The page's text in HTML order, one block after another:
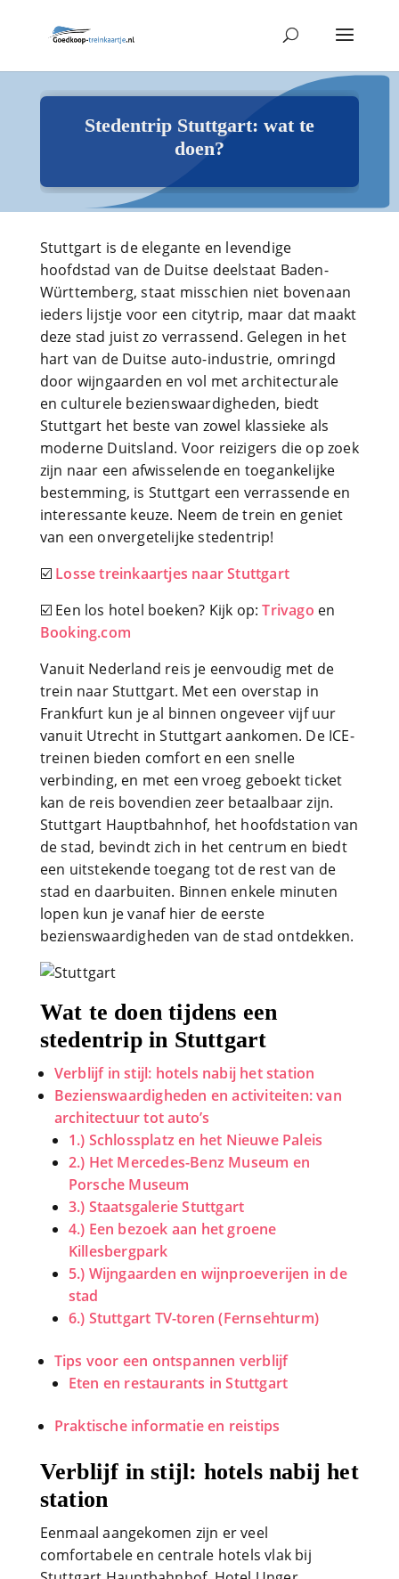
Stedentrip Stuttgart: wat te
doen?
Stuttgart is de elegante en levendige
hoofdstad van de Duitse deelstaat Baden-
Württemberg, staat misschien niet bovenaan
ieders lijstje voor een citytrip, maar dat maakt
deze stad juist zo verrassend. Gelegen in het
hart van de Duitse auto-industrie, omringd
door wijngaarden en vol met architecturale
en culturele bezienswaardigheden, biedt
Stuttgart het beste van zowel klassieke als
moderne Duitsland. Voor reizigers die op zoek
zijn naar een afwisselende en toegankelijke
bestemming, is Stuttgart een verrassende en
interessante keuze. Neem de trein en geniet
van een onvergetelijke stedentrip!
☑️ Losse treinkaartjes naar Stuttgart
☑️ Een los hotel boeken? Kijk op:Trivago en
Booking.com
Vanuit Nederland reis je eenvoudig met de
trein naar Stuttgart. Met een overstap in
Frankfurt kun je al binnen ongeveer vijf uur
vanuit Utrecht in Stuttgart aankomen. De ICE-
treinen bieden comfort en een snelle
verbinding, en met een vroeg geboekt ticket
kan de reis bovendien zeer betaalbaar zijn.
Stuttgart Hauptbahnhof, het hoofdstation van
de stad, bevindt zich in het centrum en biedt
een uitstekende toegang tot de rest van de
stad en daarbuiten. Binnen enkele minuten
lopen kun je vanaf hier de eerste
bezienswaardigheden van de stad ontdekken.
Wat te doen tijdens een
stedentrip in Stuttgart
Verblijf in stijl: hotels nabij het station
Bezienswaardigheden en activiteiten: van
architectuur tot auto’s
1.) Schlossplatz en het Nieuwe Paleis
2.) Het Mercedes-Benz Museum en
Porsche Museum
3.) Staatsgalerie Stuttgart
4.) Een bezoek aan het groene
Killesbergpark
5.) Wijngaarden en wijnproeverijen in de
stad
6.) Stuttgart TV-toren (Fernsehturm)
Tips voor een ontspannen verblijf
Eten en restaurants in Stuttgart
Praktische informatie en reistips
Verblijf in stijl: hotels nabij het
station
Eenmaal aangekomen zijn er veel
comfortabele en centrale hotels vlak bij